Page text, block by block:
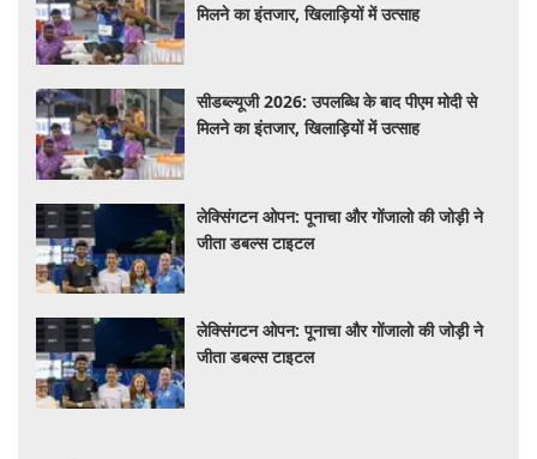
मिलने का इंतजार, खिलाड़ियों में उत्साह
सीडब्ल्यूजी 2026: उपलब्धि के बाद पीएम मोदी से
मिलने का इंतजार, खिलाड़ियों में उत्साह
लेक्सिंगटन ओपन: पूनाचा और गोंजालो की जोड़ी ने
जीता डबल्स टाइटल
लेक्सिंगटन ओपन: पूनाचा और गोंजालो की जोड़ी ने
जीता डबल्स टाइटल